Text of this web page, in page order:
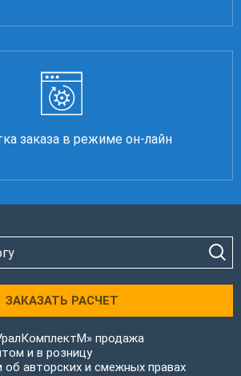
заказа в режиме он-лайн
ЗАКАЗАТЬ РАСЧЕТ
продажа
и в розницу
авторских и смежных правах